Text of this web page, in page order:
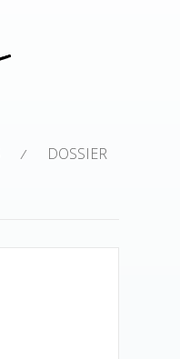
DOSSIER